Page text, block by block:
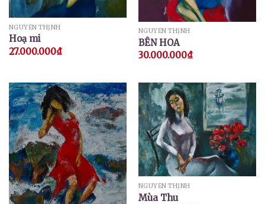
NGUYỄN THỊNH
Hoạ mi
27.000.000₫
NGUYỄN THỊNH
BÊN HOA
30.000.000₫
NGUYỄN THỊNH
Mùa Thu